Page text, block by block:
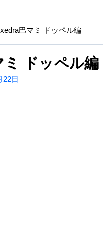
巴マミ ドッペル編
ドッペル編
22日